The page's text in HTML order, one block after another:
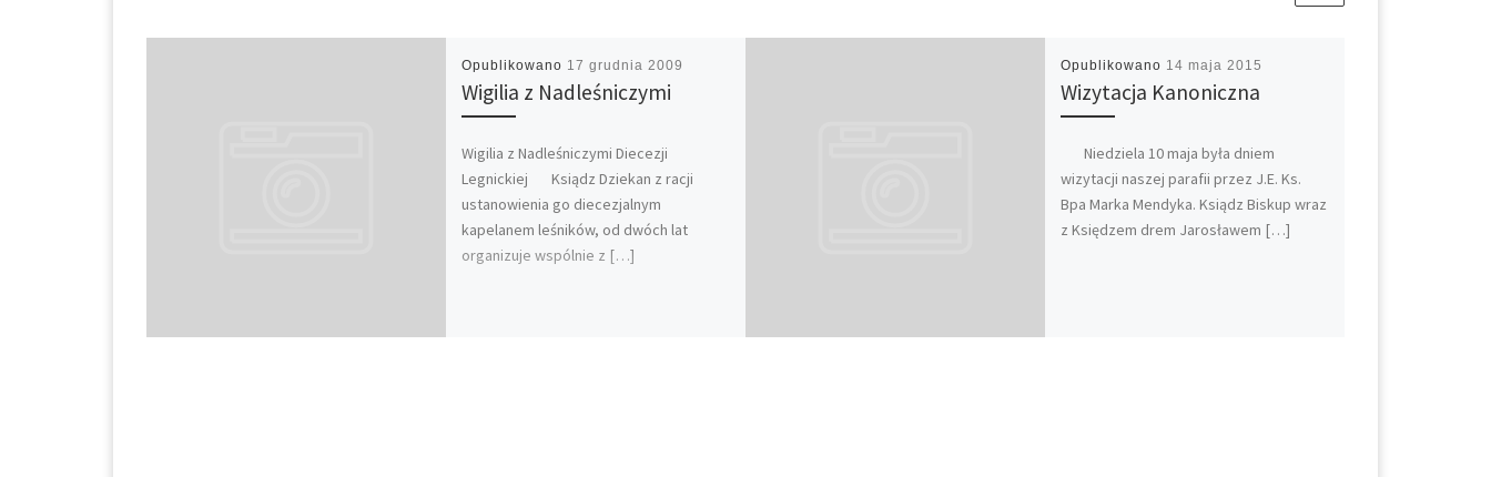
Opublikowano 17 grudnia 2009
Wigilia z Nadleśniczymi
Wigilia z Nadleśniczymi Diecezji
Legnickiej Ksiądz Dziekan z racji
ustanowienia go diecezjalnym
kapelanem leśników, od dwóch lat
organizuje wspólnie z […]
Opublikowano 14 maja 2015
Wizytacja Kanoniczna
Niedziela 10 maja była dniem
wizytacji naszej parafii przez J.E. Ks.
Bpa Marka Mendyka. Ksiądz Biskup wraz
z Księdzem drem Jarosławem […]